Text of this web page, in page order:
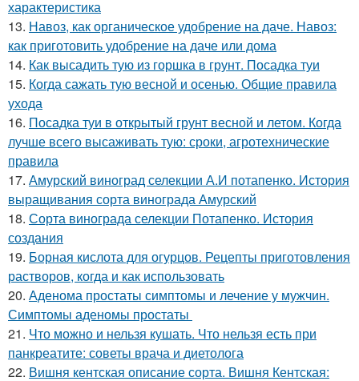
характеристика
13. Навоз, как органическое удобрение на даче. Навоз:
как приготовить удобрение на даче или дома
14. Как высадить тую из горшка в грунт. Посадка туи
15. Когда сажать тую весной и осенью. Общие правила
ухода
16. Посадка туи в открытый грунт весной и летом. Когда
лучше всего высаживать тую: сроки, агротехнические
правила
17. Амурский виноград селекции А.И потапенко. История
выращивания сорта винограда Амурский
18. Сорта винограда селекции Потапенко. История
создания
19. Борная кислота для огурцов. Рецепты приготовления
растворов, когда и как использовать
20. Аденома простаты симптомы и лечение у мужчин.
Симптомы аденомы простаты
21. Что можно и нельзя кушать. Что нельзя есть при
панкреатите: советы врача и диетолога
22. Вишня кентская описание сорта. Вишня Кентская: